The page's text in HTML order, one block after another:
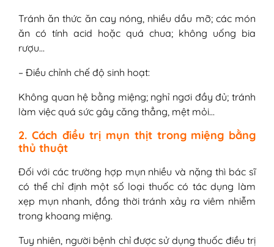
Tránh ăn thức ăn cay nóng, nhiều dầu mỡ; các món
ăn có tính acid hoặc quá chua; không uống bia
rượu…
– Điều chỉnh chế độ sinh hoạt:
Không quan hệ bằng miệng; nghỉ ngơi đầy đủ; tránh
làm việc quá sức gây căng thẳng, mệt mỏi…
2. Cách điều trị mụn thịt trong miệng bằng
thủ thuật
Đối với các trường hợp mụn nhiều và nặng thì bác sĩ
có thể chỉ định một số loại thuốc có tác dụng làm
xẹp mụn nhanh, đồng thời tránh xảy ra viêm nhiễm
trong khoang miệng.
Tuy nhiên, người bệnh chỉ được sử dụng thuốc điều trị